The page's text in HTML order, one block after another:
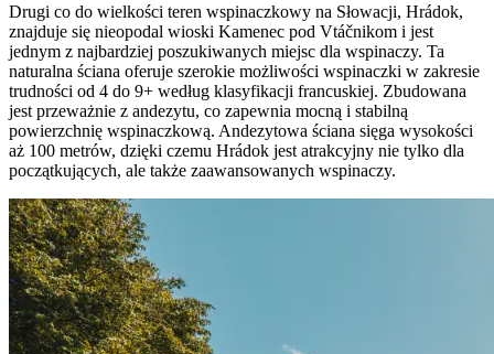
Drugi co do wielkości teren wspinaczkowy na Słowacji, Hrádok,
znajduje się nieopodal wioski Kamenec pod Vtáčnikom i jest
jednym z najbardziej poszukiwanych miejsc dla wspinaczy. Ta
naturalna ściana oferuje szerokie możliwości wspinaczki w zakresie
trudności od 4 do 9+ według klasyfikacji francuskiej. Zbudowana
jest przeważnie z andezytu, co zapewnia mocną i stabilną
powierzchnię wspinaczkową. Andezytowa ściana sięga wysokości
aż 100 metrów, dzięki czemu Hrádok jest atrakcyjny nie tylko dla
początkujących, ale także zaawansowanych wspinaczy.